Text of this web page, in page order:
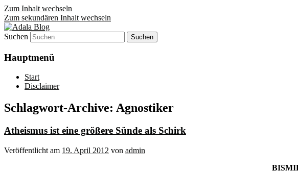
Zum Inhalt wechseln
Zum sekundären Inhalt wechseln
Adala Blog
Denn die Gerechtigkeit ist die Grundlage von allem!
Suchen
Hauptmenü
Start
Disclaimer
Schlagwort-Archive: Agnostiker
Atheismus ist eine größere Sünde als Schirk
Veröffentlicht am 19. April 2012 von admin